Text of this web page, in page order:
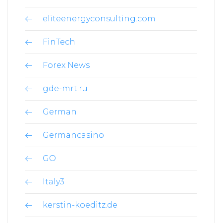
eliteenergyconsulting.com
FinTech
Forex News
gde-mrt.ru
German
Germancasino
GO
Italy3
kerstin-koeditz.de